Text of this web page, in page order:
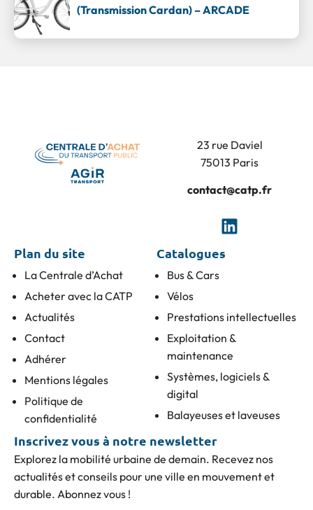
(Transmission Cardan) – ARCADE
23 rue Daviel
75013 Paris
contact@catp.fr
Plan du site
La Centrale d’Achat
Acheter avec la CATP
Actualités
Contact
Adhérer
Mentions légales
Politique de
confidentialité
Catalogues
Bus & Cars
Vélos
Prestations intellectuelles
Exploitation &
maintenance
Systèmes, logiciels &
digital
Balayeuses et laveuses
Inscrivez vous à notre newsletter
Explorez la mobilité urbaine de demain. Recevez nos
actualités et conseils pour une ville en mouvement et
durable. Abonnez vous !